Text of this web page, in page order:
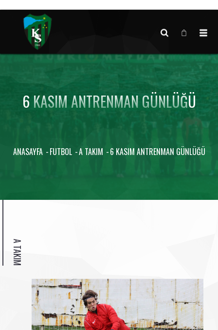
6 KASIM ANTRENMAN GÜNLÜĞÜ
ANASAYFA FUTBOL A TAKIM 6 KASIM ANTRENMAN GÜNLÜĞÜ
A TAKIM